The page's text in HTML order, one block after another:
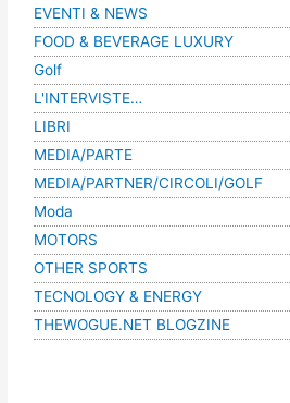
EVENTI & NEWS
FOOD & BEVERAGE LUXURY
Golf
L'INTERVISTE…
LIBRI
MEDIA/PARTE
MEDIA/PARTNER/CIRCOLI/GOLF
Moda
MOTORS
OTHER SPORTS
TECNOLOGY & ENERGY
THEWOGUE.NET BLOGZINE